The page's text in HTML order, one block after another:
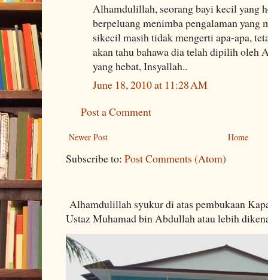
Alhamdulillah, seorang bayi kecil yang
berpeluang menimba pengalaman yang
sikecil masih tidak mengerti apa-apa,
akan tahu bahawa dia telah dipilih oleh
yang hebat, Insyallah..
June 18, 2010 at 11:28 AM
Post a Comment
Newer Post Home
Subscribe to: Post Comments (Atom)
Alhamdulillah syukur di atas pembukaan
Ustaz Muhamad bin Abdullah atau lebih